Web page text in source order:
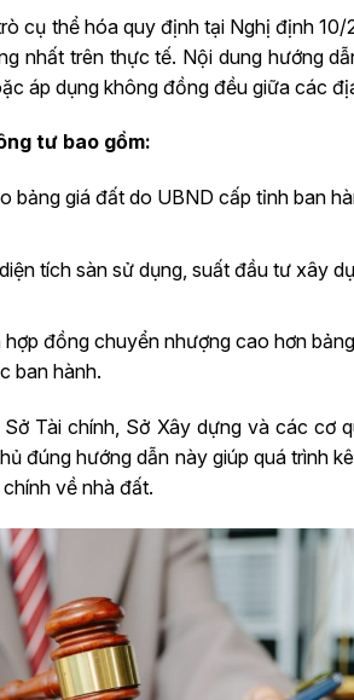
cụ thể hóa quy định tại Nghị định
nhất trên thực tế. Nội dung hướng
áp dụng không đồng đều giữa các
tư bao gồm:
bảng giá đất do UBND cấp tỉnh ban
tích sàn sử dụng, suất đầu tư xây
đồng chuyển nhượng cao hơn
ban hành.
Tài chính, Sở Xây dựng và các cơ
đúng hướng dẫn này giúp quá trình
về nhà đất.